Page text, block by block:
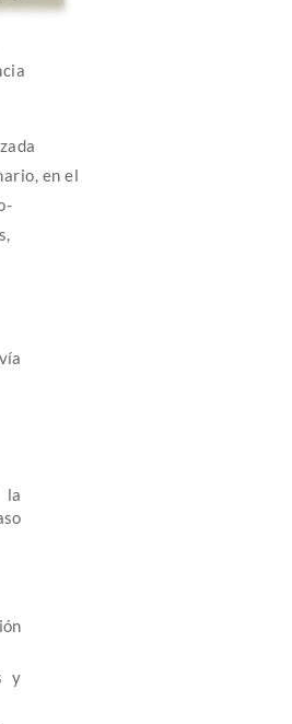
en el
la
y